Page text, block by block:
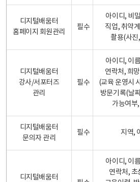
디지털배움터
홈페이지 회원관리
필수
아이디, 비
직업, 취약
촬용(사진
디지털배움터
강사/서포터즈
관리
필수
아이디, 이
연락처, 희
(교육 운영시
방문기록(날
가능여부
디지털배움터
문의자 관리
필수 지역,
디지털배움터
아이디, 이
연락처, 초